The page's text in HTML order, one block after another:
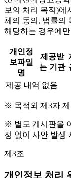
보의 처리 목적)에
체의 동의, 법률의
해당하는 경우에
개인정
보파일
명
제공받
는 기관
제공 내역 없음
※ 목적외 제3자
※ 별도 게시판을
정 없이 사안 발생
제3조
개인정보 처리